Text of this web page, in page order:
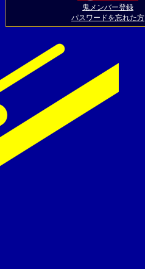
鬼メンバー登録
パスワードを忘れた方